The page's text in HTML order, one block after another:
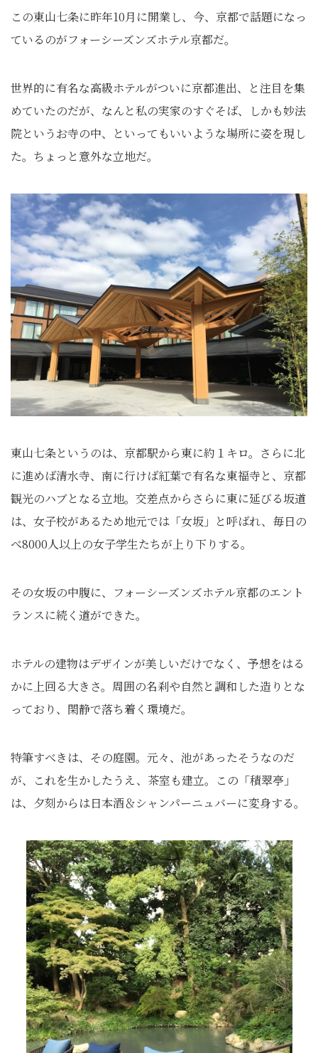
この東山七条に昨年10月に開業し、今、京都で話題になっ
ているのがフォーシーズンズホテル京都だ。
世界的に有名な高級ホテルがついに京都進出、と注目を集
めていたのだが、なんと私の実家のすぐそば、しかも妙法
院というお寺の中、といってもいいような場所に姿を現し
た。ちょっと意外な立地だ。
東山七条というのは、京都駅から東に約１キロ。さらに北
に進めば清水寺、南に行けば紅葉で有名な東福寺と、京都
観光のハブとなる立地。交差点からさらに東に延びる坂道
は、女子校があるため地元では「女坂」と呼ばれ、毎日の
べ8000人以上の女子学生たちが上り下りする。
その女坂の中腹に、フォーシーズンズホテル京都のエント
ランスに続く道ができた。
ホテルの建物はデザインが美しいだけでなく、予想をはる
かに上回る大きさ。周囲の名刹や自然と調和した造りとな
っており、閑静で落ち着く環境だ。
特筆すべきは、その庭園。元々、池があったそうなのだ
が、これを生かしたうえ、茶室も建立。この「積翠亭」
は、夕刻からは日本酒＆シャンパーニュバーに変身する。